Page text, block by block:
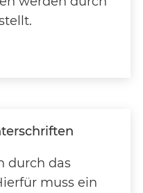
durch das
muss ein